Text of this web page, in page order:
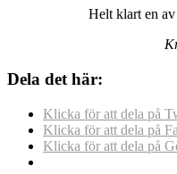
Helt klart en av
Dela det här:
Klicka för att dela på
Klicka för att dela på
Klicka för att dela på